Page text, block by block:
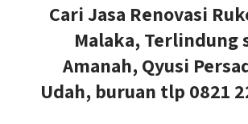
Cari Jasa Renovasi
Malaka, Terlindung
Amanah, Qyusi
Udah, buruan tlp 0821